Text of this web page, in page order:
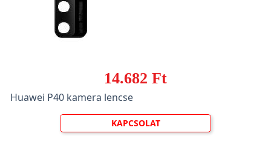
14.682 Ft
Huawei P40 kamera lencse
KAPCSOLAT